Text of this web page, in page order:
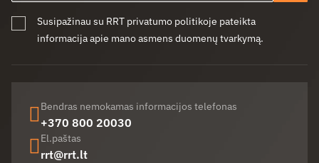
Susipažinau su RRT privatumo politikoje pateikta
informacija apie mano asmens duomenų tvarkymą.
Bendras nemokamas informacijos telefonas
+370 800 20030
El.paštas
rrt@rrt.lt